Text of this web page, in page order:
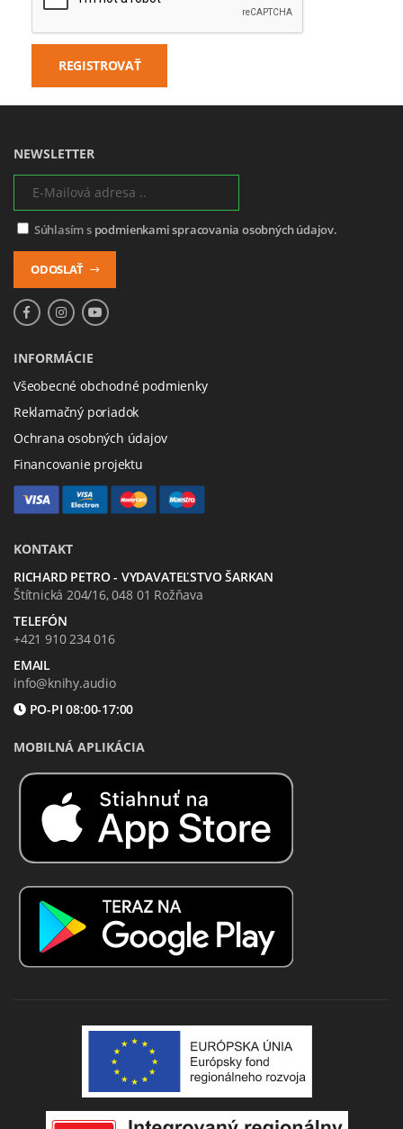
REGISTROVAŤ
NEWSLETTER
Súhlasím s podmienkami spracovania osobných údajov.
ODOSLAŤ
INFORMÁCIE
Všeobecné obchodné podmienky
Reklamačný poriadok
Ochrana osobných údajov
Financovanie projektu
KONTAKT
RICHARD PETRO - VYDAVATEĽSTVO ŠARKAN
Štítnická 204/16, 048 01 Rožňava
TELEFÓN
+421 910 234 016
EMAIL
info@knihy.audio
PO-PI 08:00-17:00
MOBILNÁ APLIKÁCIA